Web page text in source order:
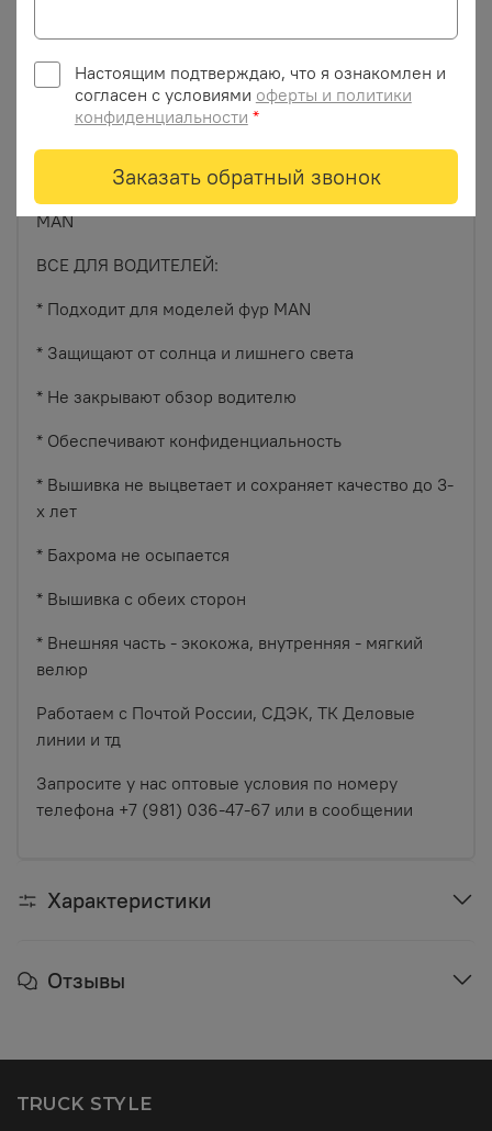
Описание
Ламбрекен на лобовое для грузовых автомобилей
MAN
ВСЕ ДЛЯ ВОДИТЕЛЕЙ:
* Подходит для моделей фур MAN
* Защищают от солнца и лишнего света
* Не закрывают обзор водителю
* Обеспечивают конфиденциальность
* Вышивка не выцветает и сохраняет качество до 3-
х лет
* Бахрома не осыпается
* Вышивка с обеих сторон
* Внешняя часть - экокожа, внутренняя - мягкий
велюр
Работаем с Почтой России, СДЭК, ТК Деловые
линии и тд
Запросите у нас оптовые условия по номеру
телефона +7 (981) 036-47-67 или в сообщении
Характеристики
Отзывы
TRUCK STYLE
Настоящим подтверждаю, что я ознакомлен и
согласен с условиями оферты и политики
конфиденциальности *
Заказать обратный звонок